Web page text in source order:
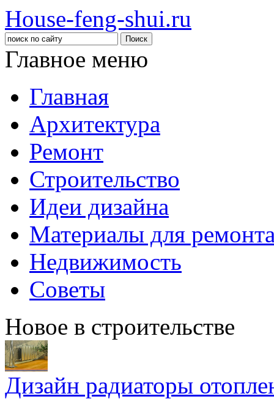
House-feng-shui.ru
Главное меню
Главная
Архитектура
Ремонт
Строительство
Идеи дизайна
Материалы для
Недвижимость
Советы
Новое в строительстве
Дизайн радиаторы